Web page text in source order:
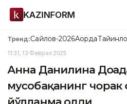
KAZINFORM
Тренд:Сайлов-2026Ақорда
11:31, 13 Феврал 2025
Анна Данилина
мусобақанинг